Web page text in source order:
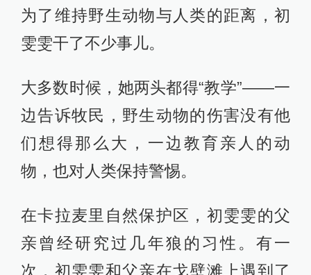
老鼠，它们看不见细细的铁丝网，于
是就会被打到翅膀或被缠住。
初雯雯就曾经救助过一只被铁丝网打
断翅膀的白肩雕，由于伤势过于严
重，只能截肢，站在圈舍里，再也无
法飞翔。还有那些被铁丝网网住的羚
干的头骨和块状的毛发。
为了维持野生动物与人类的距离，初